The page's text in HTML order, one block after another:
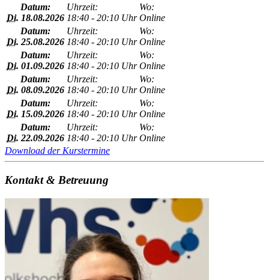
Datum:
Di. 18.08.2026
Uhrzeit:
18:40 - 20:10 Uhr
Wo:
Online
Datum:
Di. 25.08.2026
Uhrzeit:
18:40 - 20:10 Uhr
Wo:
Online
Datum:
Di. 01.09.2026
Uhrzeit:
18:40 - 20:10 Uhr
Wo:
Online
Datum:
Di. 08.09.2026
Uhrzeit:
18:40 - 20:10 Uhr
Wo:
Online
Datum:
Di. 15.09.2026
Uhrzeit:
18:40 - 20:10 Uhr
Wo:
Online
Datum:
Di. 22.09.2026
Uhrzeit:
18:40 - 20:10 Uhr
Wo:
Online
Download der Kurstermine
Kontakt & Betreuung